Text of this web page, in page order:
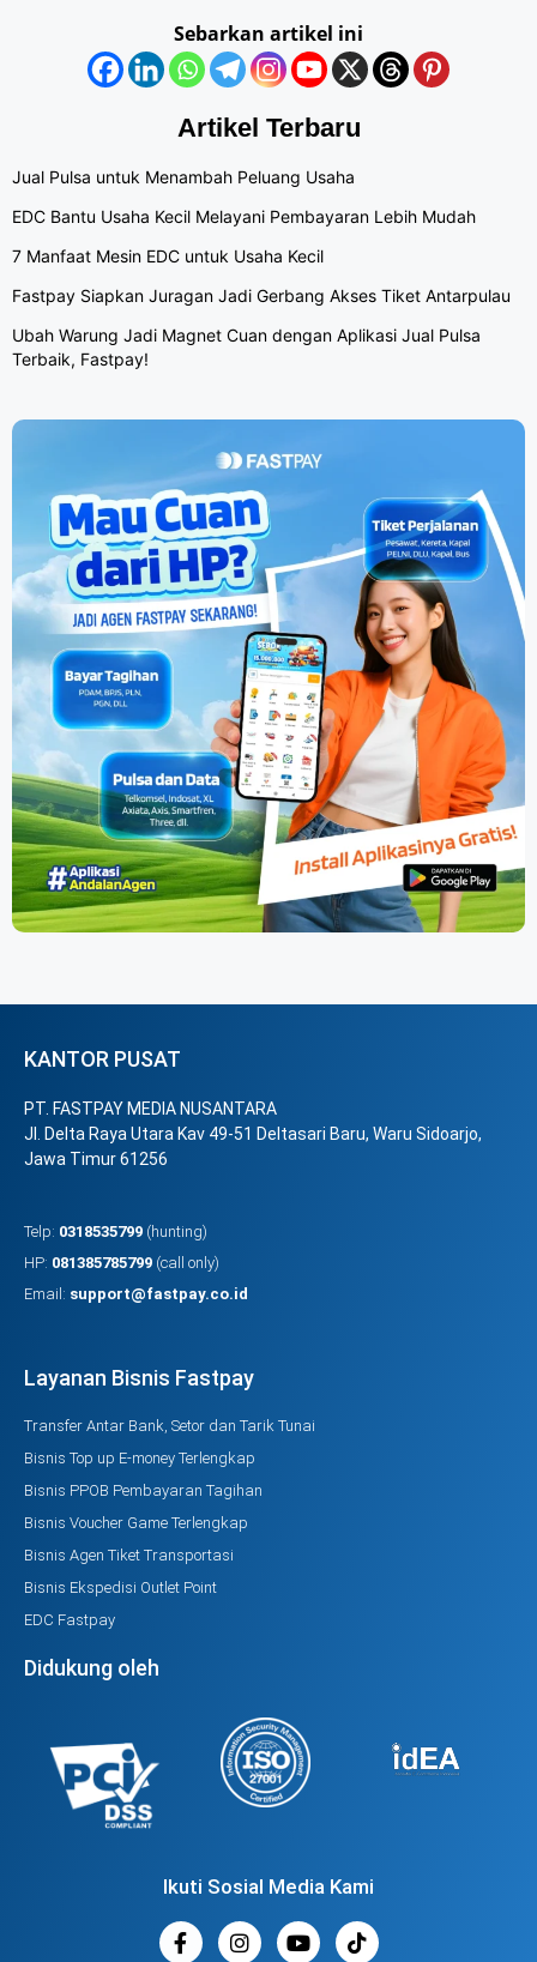
Sebarkan artikel ini
Artikel Terbaru
Jual Pulsa untuk Menambah Peluang Usaha
EDC Bantu Usaha Kecil Melayani Pembayaran Lebih Mudah
7 Manfaat Mesin EDC untuk Usaha Kecil
Fastpay Siapkan Juragan Jadi Gerbang Akses Tiket Antarpulau
Ubah Warung Jadi Magnet Cuan dengan Aplikasi Jual Pulsa
Terbaik, Fastpay!
KANTOR PUSAT
PT. FASTPAY MEDIA NUSANTARA
Jl. Delta Raya Utara Kav 49-51 Deltasari Baru, Waru Sidoarjo,
Jawa Timur 61256
Telp: 0318535799 (hunting)
HP: 081385785799 (call only)
Email: support@fastpay.co.id
Layanan Bisnis Fastpay
Transfer Antar Bank, Setor dan Tarik Tunai
Bisnis Top up E-money Terlengkap
Bisnis PPOB Pembayaran Tagihan
Bisnis Voucher Game Terlengkap
Bisnis Agen Tiket Transportasi
Bisnis Ekspedisi Outlet Point
EDC Fastpay
Didukung oleh
Ikuti Sosial Media Kami